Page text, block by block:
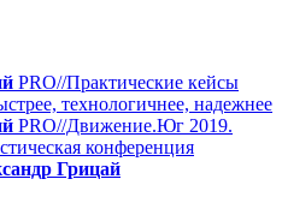
PRO//Практические кейсы
технологичнее, надежнее
PRO//Движение.Юг 2019.
конференция
Грицай